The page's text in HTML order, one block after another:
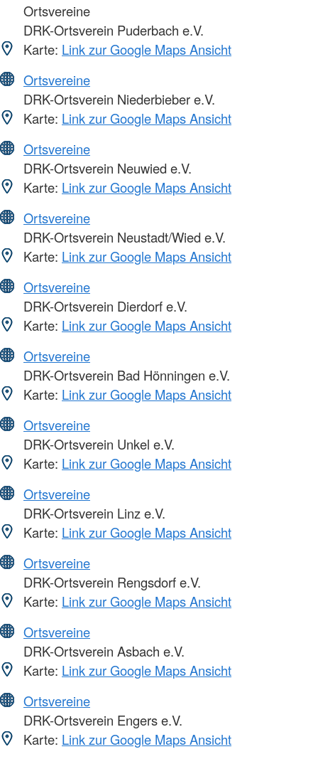
Ortsvereine
DRK-Ortsverein Puderbach e.V.
Karte: Link zur Google Maps Ansicht
Ortsvereine
DRK-Ortsverein Niederbieber e.V.
Karte: Link zur Google Maps Ansicht
Ortsvereine
DRK-Ortsverein Neuwied e.V.
Karte: Link zur Google Maps Ansicht
Ortsvereine
DRK-Ortsverein Neustadt/Wied e.V.
Karte: Link zur Google Maps Ansicht
Ortsvereine
DRK-Ortsverein Dierdorf e.V.
Karte: Link zur Google Maps Ansicht
Ortsvereine
DRK-Ortsverein Bad Hönningen e.V.
Karte: Link zur Google Maps Ansicht
Ortsvereine
DRK-Ortsverein Unkel e.V.
Karte: Link zur Google Maps Ansicht
Ortsvereine
DRK-Ortsverein Linz e.V.
Karte: Link zur Google Maps Ansicht
Ortsvereine
DRK-Ortsverein Rengsdorf e.V.
Karte: Link zur Google Maps Ansicht
Ortsvereine
DRK-Ortsverein Asbach e.V.
Karte: Link zur Google Maps Ansicht
Ortsvereine
DRK-Ortsverein Engers e.V.
Karte: Link zur Google Maps Ansicht